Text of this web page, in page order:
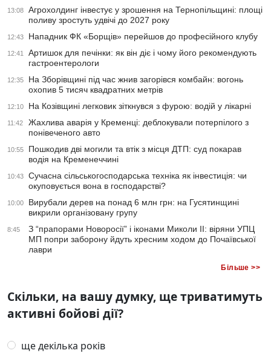
13:08
Агрохолдинг інвестує у зрошення на Тернопільщині: площі
поливу зростуть удвічі до 2027 року
12:43 Нападник ФК «Борщів» перейшов до професійного клубу
12:41
Артишок для печінки: як він діє і чому його рекомендують
гастроентерологи
12:35
На Зборівщині під час жнив загорівся комбайн: вогонь
охопив 5 тисяч квадратних метрів
12:10 На Козівщині легковик зіткнувся з фурою: водій у лікарні
11:42
Жахлива аварія у Кременці: деблокували потерпілого з
понівеченого авто
10:55
Пошкодив дві могили та втік з місця ДТП: суд покарав
водія на Кременеччині
10:43
Сучасна сільськогосподарська техніка як інвестиція: чи
окуповується вона в господарстві?
10:00
Вирубали дерев на понад 6 млн грн: на Гусятинщині
викрили організовану групу
8:45
З “прапорами Новоросії” і іконами Миколи ІІ: віряни УПЦ
МП попри заборону йдуть хресним ходом до Почаївської
лаври
Більше >>
Скільки, на вашу думку, ще триватимуть
активні бойові дії?
ще декілька років